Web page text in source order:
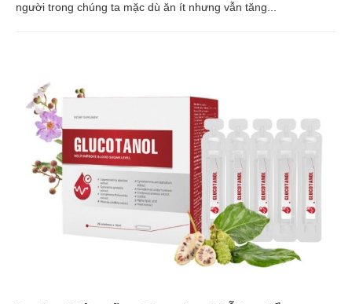
người trong chúng ta mặc dù ăn ít nhưng vẫn tăng...